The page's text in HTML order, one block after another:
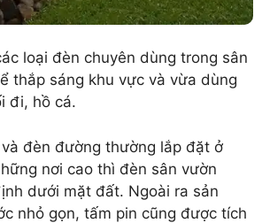
loại đèn chuyên dùng trong sân
thắp sáng khu vực và vừa dùng
đi, hồ cá.
đèn đường thường lắp đặt ở
nơi cao thì đèn sân vườn
dưới mặt đất. Ngoài ra sản
nhỏ gọn, tấm pin cũng được tích